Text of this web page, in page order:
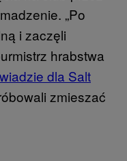
„Po
i zaczęli
hrabstwa
dla Salt
zmieszać